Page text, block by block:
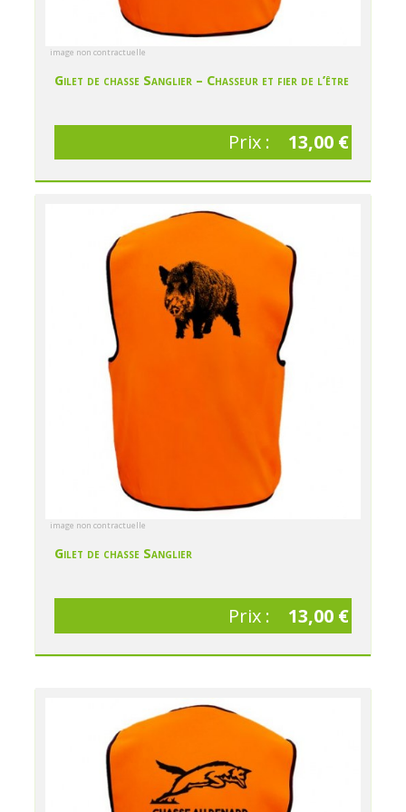
image non contractuelle
Gilet de chasse Sanglier – Chasseur et fier de l’être
Prix : 13,00 €
image non contractuelle
Gilet de chasse Sanglier
Prix : 13,00 €